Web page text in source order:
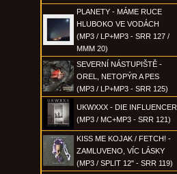
PLANETY - MÁME RUCE
HLUBOKO VE VODÁCH
(MP3 / LP+MP3 - SRR 127 /
MMM 20)
SEVERNÍ NÁSTUPIŠTĚ -
OREL, NETOPÝR A PES
(MP3 / LP+MP3 - SRR 125)
UKWXXX - DIE INFLUENCER
(MP3 / MC+MP3 - SRR 121)
KISS ME KOJAK / FETCH! -
ZAMLUVENO, VÍC LÁSKY
(MP3 / SPLIT 12" - SRR 119)